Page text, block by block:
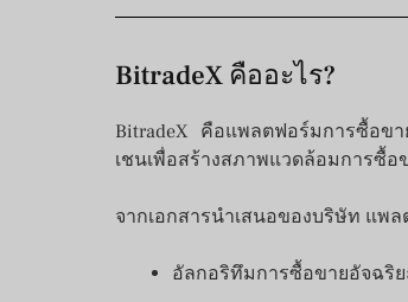
BitradeX คืออะไร?
BitradeX คือแพลตฟอร์มการซื้อข
เชนเพื่อสร้างสภาพแวดล้อมการซื้
จากเอกสารนำเสนอของบริษัท แพ
อัลกอริทึมการซื้อขายอัจฉริย